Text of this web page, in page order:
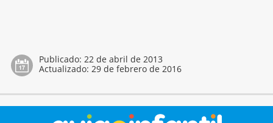
Publicado: 22 de abril de 2013
Actualizado: 29 de febrero de 2016